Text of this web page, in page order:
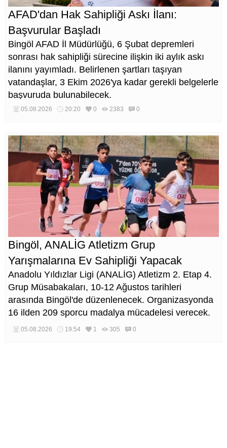
AFAD'dan Hak Sahipliği Askı İlanı:
Başvurular Başladı
Bingöl AFAD İl Müdürlüğü, 6 Şubat depremleri
sonrası hak sahipliği sürecine ilişkin iki aylık askı
ilanını yayımladı. Belirlenen şartları taşıyan
vatandaşlar, 3 Ekim 2026'ya kadar gerekli belgelerle
başvuruda bulunabilecek.
05.08.2026 20:20 0 2383 0
Bingöl, ANALİG Atletizm Grup
Yarışmalarına Ev Sahipliği Yapacak
Anadolu Yıldızlar Ligi (ANALİG) Atletizm 2. Etap 4.
Grup Müsabakaları, 10-12 Ağustos tarihleri
arasında Bingöl'de düzenlenecek. Organizasyonda
16 ilden 209 sporcu madalya mücadelesi verecek.
05.08.2026 19:54 1 305 0